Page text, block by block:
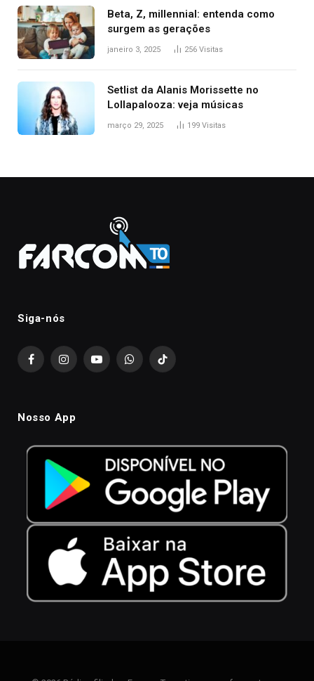
Beta, Z, millennial: entenda como
surgem as gerações
janeiro 3, 2025 256 Visitas
Setlist da Alanis Morissette no
Lollapalooza: veja músicas
março 29, 2025 199 Visitas
Siga-nós
FacebookInstagramYouTubeWhatsAppTikTok
Nosso App